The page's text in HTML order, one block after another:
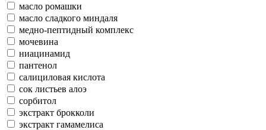
масло ромашки
масло сладкого миндаля
медно-пептидный комплекс
мочевина
ниацинамид
пантенол
салициловая кислота
сок листьев алоэ
сорбитол
экстракт брокколи
экстракт гамамелиса